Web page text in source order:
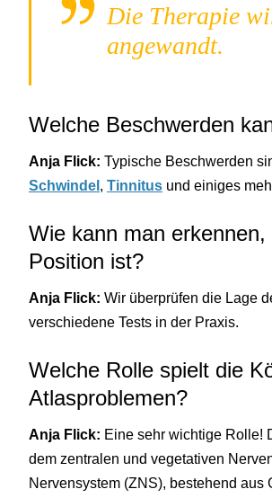
Die Therapie
angewandt.
Welche Beschwerden
Anja Flick: Typische Beschwerden
Schwindel , Tinnitus und einiges
Wie kann man
Position ist?
Anja Flick: Wir überprüfen die Lage
verschiedene Tests in der Praxis.
Welche Rolle spielt die
Atlasproblemen?
Anja Flick: Eine sehr wichtige Rolle!
dem zentralen und vegetativen
Nervensystem (ZNS), bestehend